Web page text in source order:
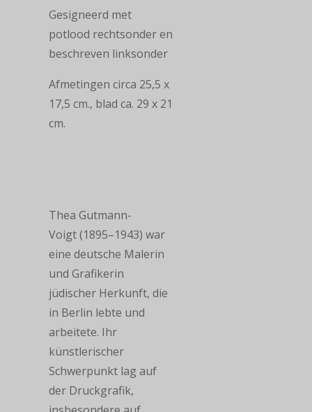
Gesigneerd met
potlood rechtsonder en
beschreven linksonder
Afmetingen circa 25,5 x
17,5 cm., blad ca. 29 x 21
cm.
Thea Gutmann-
Voigt (1895–1943) war
eine deutsche Malerin
und Grafikerin
jüdischer Herkunft, die
in Berlin lebte und
arbeitete. Ihr
künstlerischer
Schwerpunkt lag auf
der Druckgrafik,